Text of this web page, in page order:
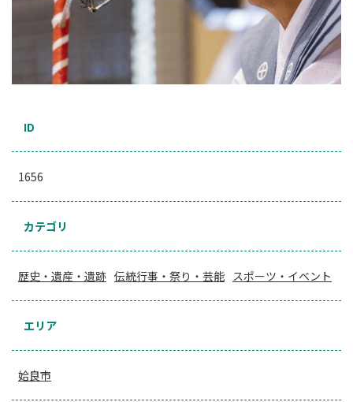
ID
1656
カテゴリ
歴史・遺産・遺跡 伝統行事・祭り・芸能 スポーツ・イベント
エリア
姶良市